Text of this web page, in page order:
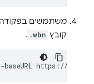
משתמשים בפקודה
קובץ .wbn
.
-baseURL https://preact-